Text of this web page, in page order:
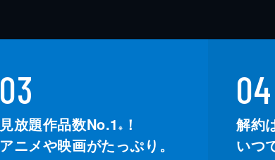
03
見放題作品数No.1 ※
！
アニメや映画がたっぷり。
04
解約
いつ